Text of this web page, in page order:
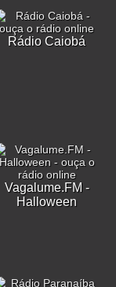
Rádio Caiobá
Vagalume.FM -
Halloween